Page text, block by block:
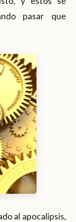
pasar que
al apocalipsis,